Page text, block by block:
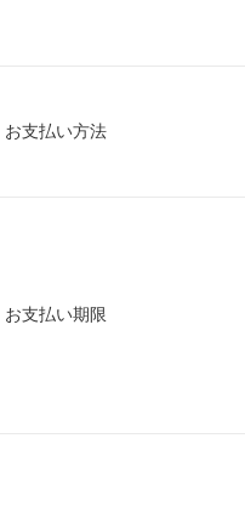
お支払い方法
お支払い期限